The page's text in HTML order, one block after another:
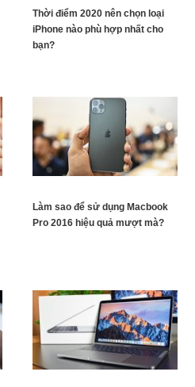
Thời điểm 2020 nên chọn loại
iPhone nào phù hợp nhất cho
bạn?
Làm sao để sử dụng Macbook
Pro 2016 hiệu quả mượt mà?